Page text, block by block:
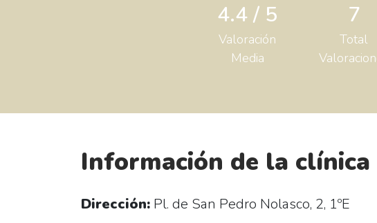
4.4 / 5
Valoración
Media
7
Total
Información de la clínica
Dirección: Pl. de San Pedro Nolasco, 2, 1ºE